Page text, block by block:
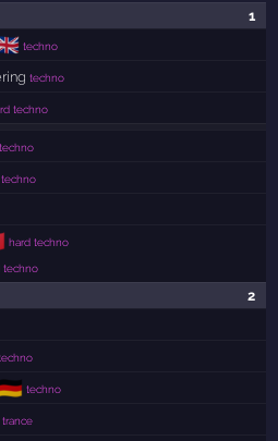
1
techno
techno
techno
techno
hard techno
techno
2
techno